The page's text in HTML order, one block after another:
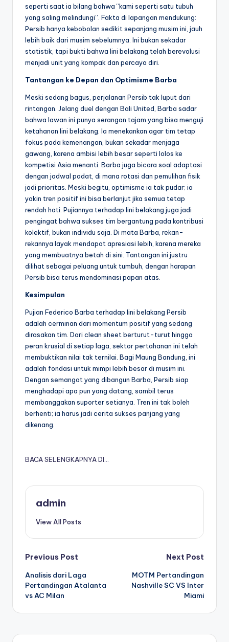
seperti saat ia bilang bahwa “kami seperti satu tubuh
yang saling melindungi”. Fakta di lapangan mendukung:
Persib hanya kebobolan sedikit sepanjang musim ini, jauh
lebih baik dari musim sebelumnya. Ini bukan sekadar
statistik, tapi bukti bahwa lini belakang telah berevolusi
menjadi unit yang kompak dan percaya diri.
Tantangan ke Depan dan Optimisme Barba
Meski sedang bagus, perjalanan Persib tak luput dari
rintangan. Jelang duel dengan Bali United, Barba sadar
bahwa lawan ini punya serangan tajam yang bisa menguji
ketahanan lini belakang. Ia menekankan agar tim tetap
fokus pada kemenangan, bukan sekadar menjaga
gawang, karena ambisi lebih besar seperti lolos ke
kompetisi Asia menanti. Barba juga bicara soal adaptasi
dengan jadwal padat, di mana rotasi dan pemulihan fisik
jadi prioritas. Meski begitu, optimisme ia tak pudar; ia
yakin tren positif ini bisa berlanjut jika semua tetap
rendah hati. Pujiannya terhadap lini belakang juga jadi
pengingat bahwa sukses tim bergantung pada kontribusi
kolektif, bukan individu saja. Di mata Barba, rekan-
rekannya layak mendapat apresiasi lebih, karena mereka
yang membuatnya betah di sini. Tantangan ini justru
dilihat sebagai peluang untuk tumbuh, dengan harapan
Persib bisa terus mendominasi papan atas.
Kesimpulan
Pujian Federico Barba terhadap lini belakang Persib
adalah cerminan dari momentum positif yang sedang
dirasakan tim. Dari clean sheet berturut-turut hingga
peran krusial di setiap laga, sektor pertahanan ini telah
membuktikan nilai tak ternilai. Bagi Maung Bandung, ini
adalah fondasi untuk mimpi lebih besar di musim ini.
Dengan semangat yang dibangun Barba, Persib siap
menghadapi apa pun yang datang, sambil terus
membanggakan suporter setianya. Tren ini tak boleh
berhenti; ia harus jadi cerita sukses panjang yang
dikenang.
BACA SELENGKAPNYA DI…
admin
View All Posts
Post
navigation
Previous Post
Analisis dari Laga
Pertandingan Atalanta
vs AC Milan
Next Post
MOTM Pertandingan
Nashville SC VS Inter
Miami